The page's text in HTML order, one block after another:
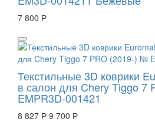
7 800 Р
Текстильные 3D коврики
в салон для Chery Tiggo 7
EMPR3D-001421
8 827 Р 9 700 Р